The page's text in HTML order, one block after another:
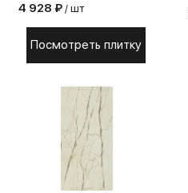
4 928 ₽ / шт
Посмотреть плитку